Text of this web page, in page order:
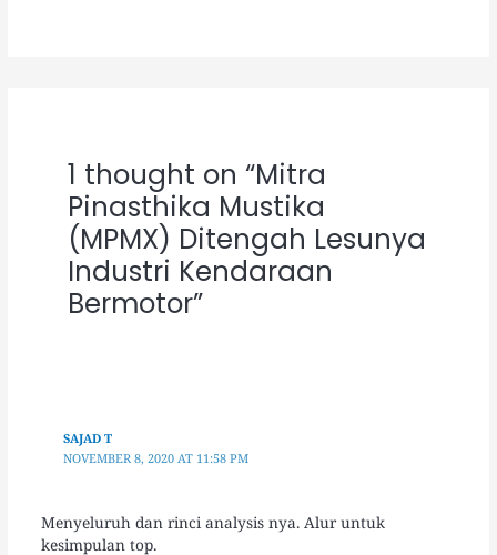
1 thought on “Mitra
Pinasthika Mustika
(MPMX) Ditengah Lesunya
Industri Kendaraan
Bermotor”
SAJAD T
NOVEMBER 8, 2020 AT 11:58 PM
Menyeluruh dan rinci analysis nya. Alur untuk
kesimpulan top.